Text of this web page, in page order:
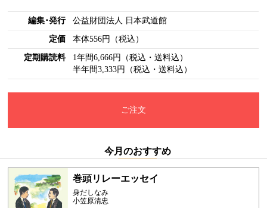
編集･発行 公益財団法人 日本武道館
定価 本体556円（税込）
定期購読料
1年間6,666円（税込・送料込）
半年間3,333円（税込・送料込）
ご注文
今月のおすすめ
巻頭リレーエッセイ
身だしなみ
小笠原清忠